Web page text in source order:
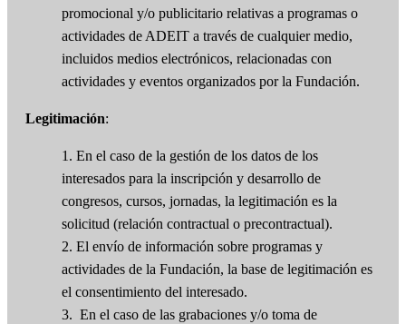
promocional y/o publicitario relativas a programas o
actividades de ADEIT a través de cualquier medio,
incluidos medios electrónicos, relacionadas con
actividades y eventos organizados por la Fundación.
Legitimación:
1. En el caso de la gestión de los datos de los
interesados para la inscripción y desarrollo de
congresos, cursos, jornadas, la legitimación es la
solicitud (relación contractual o precontractual).
2. El envío de información sobre programas y
actividades de la Fundación, la base de legitimación es
el consentimiento del interesado.
3. En el caso de las grabaciones y/o toma de